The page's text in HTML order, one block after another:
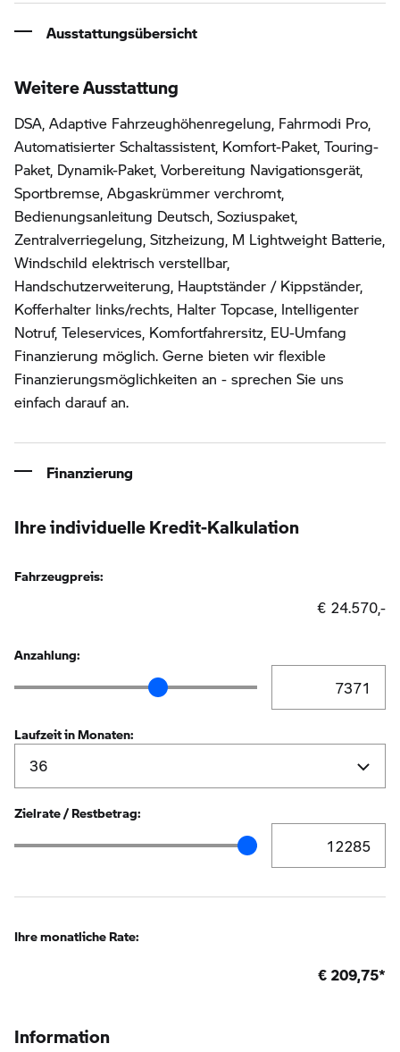
Ausstattungsübersicht
Weitere Ausstattung
DSA, Adaptive Fahrzeughöhenregelung, Fahrmodi Pro,
Automatisierter Schaltassistent, Komfort-Paket, Touring-
Paket, Dynamik-Paket, Vorbereitung Navigationsgerät,
Sportbremse, Abgaskrümmer verchromt,
Bedienungsanleitung Deutsch, Soziuspaket,
Zentralverriegelung, Sitzheizung, M Lightweight Batterie,
Windschild elektrisch verstellbar,
Handschutzerweiterung, Hauptständer / Kippständer,
Kofferhalter links/rechts, Halter Topcase, Intelligenter
Notruf, Teleservices, Komfortfahrersitz, EU-Umfang
Finanzierung möglich. Gerne bieten wir flexible
Finanzierungsmöglichkeiten an - sprechen Sie uns
einfach darauf an.
Finanzierung
Ihre individuelle Kredit-Kalkulation
Fahrzeugpreis:
€ 24.570,-
Anzahlung:
Anzahlung Schieberegler
Laufzeit in Monaten:
Zielrate / Restbetrag:
Zielrate / Restbetrag Schieberegler
Ihre monatliche Rate:
€ 209,75*
Information